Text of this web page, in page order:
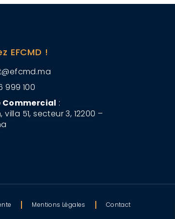
EFCMD !
999 100
Commercial :
villa 51, secteur 3, 12200 –
Mentions Légales Contact